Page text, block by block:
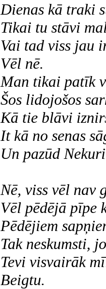
Dienas kā traki
Tikai tu stāvi
Vai tad viss jau
Vēl nē.
Man tikai patīk
Šos lidojošos
Kā tie blāvi
It kā no senas
Un pazūd
Nē, viss vēl nav
Vēl pēdējā pīpe
Pēdējiem
Tak neskumsti,
Tevi visvairāk
Beigtu.